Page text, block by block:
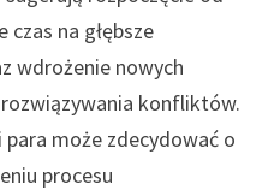
czas na głębsze
wdrożenie nowych
konfliktów.
może zdecydować o
procesu